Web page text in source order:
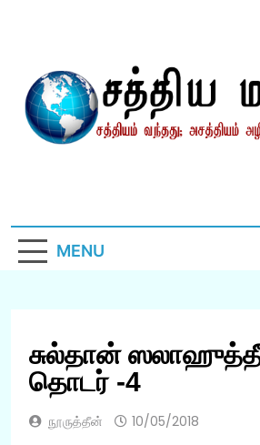
MENU
சுல்தான்
தொடர் -4
நூருத்தீன் 10/05/2018